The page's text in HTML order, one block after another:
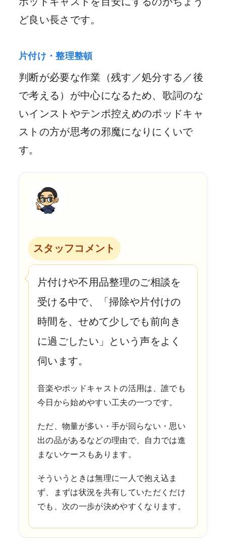
ど良い長さです。
片付け・整理整頓
判断が必要な作業（残す／処分する／後
で考える）が中心になるため、歌詞のな
いインストやテンポ控えめのポッドキャ
ストの方が思考の邪魔になりにくいで
す。
スタッフコメント
片付けや不用品整理のご相談を
受ける中で、「掃除や片付けの
時間を、せめて少しでも前向き
に過ごしたい」という声をよく
伺います。
音楽やポッドキャストの活用は、誰でも
今日から始めやすい工夫の一つです。
ただ、物量が多い・手が回らない・思い
出の品があるなどの理由で、自力では進
まないケースもあります。
そういうときは無理に一人で抱え込ま
ず、まずは状況を共有していただくだけ
でも、次の一歩が決めやすくなります。